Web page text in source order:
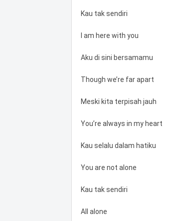
Kau tak sendiri
I am here with you
Aku di sini bersamamu
Though we’re far apart
Meski kita terpisah jauh
You’re always in my heart
Kau selalu dalam hatiku
You are not alone
Kau tak sendiri
All alone